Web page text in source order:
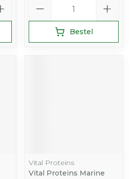
Bestel
Vital Proteins
Vital Proteins Marine